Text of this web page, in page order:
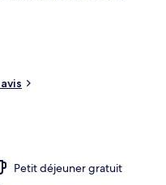
Petit déjeuner gratuit